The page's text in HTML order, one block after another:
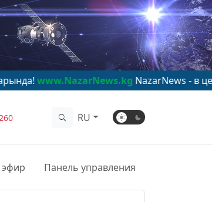
NazarNews - в центре
RU
Панель управления